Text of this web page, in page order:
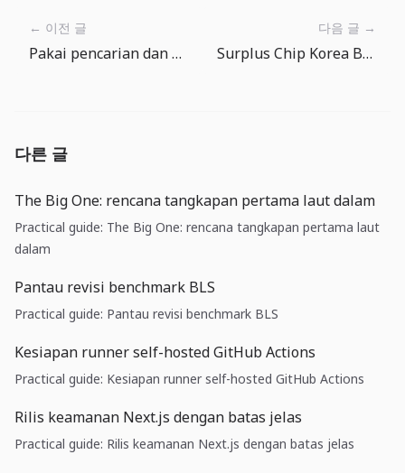
← 이전 글
Pakai pencarian dan penyaring Ensiklopedia ikan untuk menentukan target berikutnya
다음 글 →
Surplus Chip Korea Belum Cukup: Sinyal BOK tentang Risiko Valas dan Inflasi
다른 글
The Big One: rencana tangkapan pertama laut dalam
Practical guide: The Big One: rencana tangkapan pertama laut
dalam
Pantau revisi benchmark BLS
Practical guide: Pantau revisi benchmark BLS
Kesiapan runner self-hosted GitHub Actions
Practical guide: Kesiapan runner self-hosted GitHub Actions
Rilis keamanan Next.js dengan batas jelas
Practical guide: Rilis keamanan Next.js dengan batas jelas